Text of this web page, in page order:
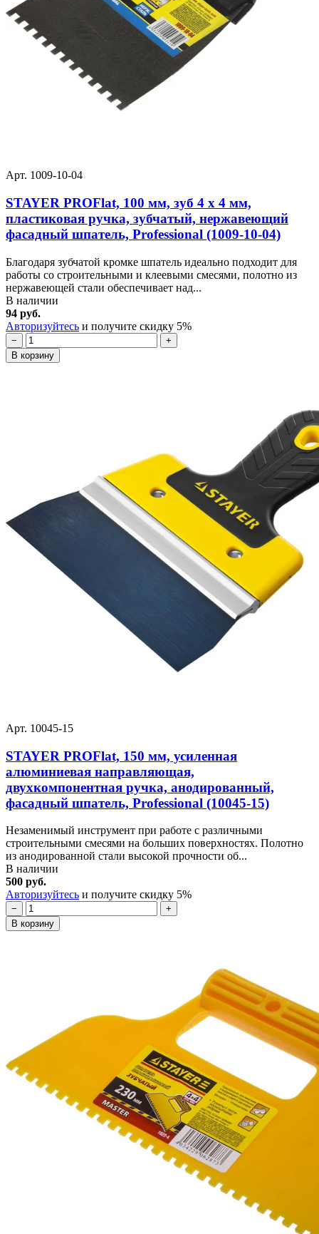
Арт. 1009-10-04
STAYER PROFlat, 100 мм, зуб 4 х 4 мм,
пластиковая ручка, зубчатый, нержавеющий
фасадный шпатель, Professional (1009-10-04)
Благодаря зубчатой кромке шпатель идеально подходит для
работы со строительными и клеевыми смесями, полотно из
нержавеющей стали обеспечивает над...
В наличии
94 руб.
Авторизуйтесь и получите скидку 5%
−
+
В корзину
Арт. 10045-15
STAYER PROFlat, 150 мм, усиленная
алюминиевая направляющая,
двухкомпонентная ручка, анодированный,
фасадный шпатель, Professional (10045-15)
Незаменимый инструмент при работе с различными
строительными смесями на больших поверхностях. Полотно
из анодированной стали высокой прочности об...
В наличии
500 руб.
Авторизуйтесь и получите скидку 5%
−
+
В корзину